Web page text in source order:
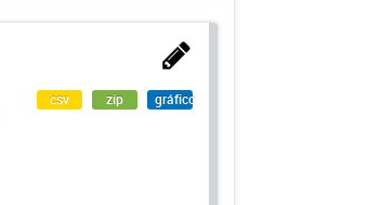
csv zip gráfico